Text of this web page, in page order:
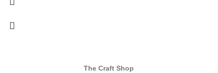
The Craft Shop